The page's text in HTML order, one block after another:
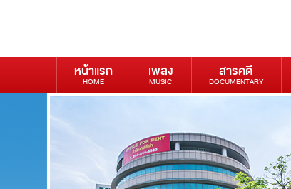
หน้าแรก
HOME
เพลง
MUSIC
สารคดี
DOCUMENTARY